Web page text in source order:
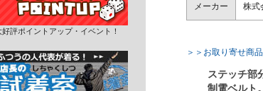
好評ポイントアップ・イベント！
メーカー 株
＞＞お取り寄せ商
ステッチ部
制電ベルト。